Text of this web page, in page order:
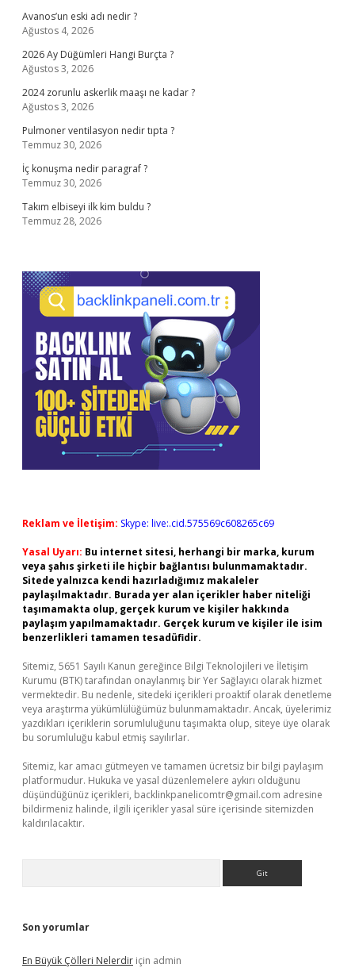
Avanos’un eski adı nedir ?
Ağustos 4, 2026
2026 Ay Düğümleri Hangi Burçta ?
Ağustos 3, 2026
2024 zorunlu askerlik maaşı ne kadar ?
Ağustos 3, 2026
Pulmoner ventilasyon nedir tıpta ?
Temmuz 30, 2026
İç konuşma nedir paragraf ?
Temmuz 30, 2026
Takım elbiseyi ilk kim buldu ?
Temmuz 28, 2026
Reklam ve İletişim: Skype: live:.cid.575569c608265c69
Yasal Uyarı: Bu internet sitesi, herhangi bir marka, kurum
veya şahıs şirketi ile hiçbir bağlantısı bulunmamaktadır.
Sitede yalnızca kendi hazırladığımız makaleler
paylaşılmaktadır. Burada yer alan içerikler haber niteliği
taşımamakta olup, gerçek kurum ve kişiler hakkında
paylaşım yapılmamaktadır. Gerçek kurum ve kişiler ile isim
benzerlikleri tamamen tesadüfidir.
Sitemiz, 5651 Sayılı Kanun gereğince Bilgi Teknolojileri ve İletişim
Kurumu (BTK) tarafından onaylanmış bir Yer Sağlayıcı olarak hizmet
vermektedir. Bu nedenle, sitedeki içerikleri proaktif olarak denetleme
veya araştırma yükümlülüğümüz bulunmamaktadır. Ancak, üyelerimiz
yazdıkları içeriklerin sorumluluğunu taşımakta olup, siteye üye olarak
bu sorumluluğu kabul etmiş sayılırlar.
Sitemiz, kar amacı gütmeyen ve tamamen ücretsiz bir bilgi paylaşım
platformudur. Hukuka ve yasal düzenlemelere aykırı olduğunu
düşündüğünüz içerikleri, backlinkpanelicomtr@gmail.com adresine
bildirmeniz halinde, ilgili içerikler yasal süre içerisinde sitemizden
kaldırılacaktır.
Son yorumlar
En Büyük Çölleri Nelerdir için admin